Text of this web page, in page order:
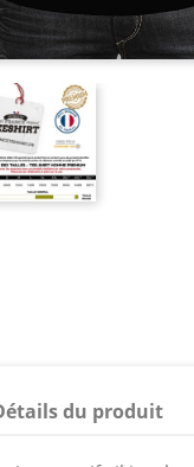
du produit